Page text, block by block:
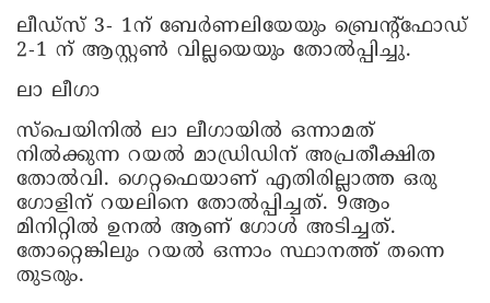
ലീഡ്സ് 3- 1ന് ബേർണലിയേയും ബ്രെന്റ്ഫോഡ്
2-1 ന് ആസ്റ്റൺ വില്ലയെയും തോൽപ്പിച്ചു.
ലാ ലീഗാ
സ്പെയിനിൽ ലാ ലീഗായിൽ ഒന്നാമത്
നിൽക്കുന്ന റയൽ മാഡ്രിഡിന് അപ്രതീക്ഷിത
തോൽവി. ഗെറ്റഫെയാണ് എതിരില്ലാത്ത ഒരു
ഗോളിന് റയലിനെ തോൽപ്പിച്ചത്. 9ആം
മിനിറ്റിൽ ഉനൽ ആണ് ഗോൾ അടിച്ചത്.
തോറ്റെങ്കിലും റയൽ ഒന്നാം സ്ഥാനത്ത് തന്നെ
തുടരും.